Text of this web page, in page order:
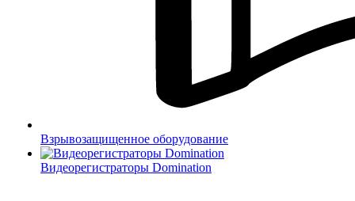
Взрывозащищенное оборудование
Видеорегистраторы Domination